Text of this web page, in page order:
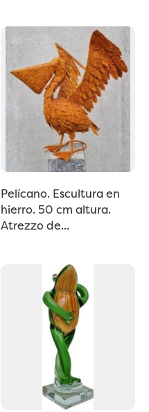
Pelícano. Escultura en
hierro. 50 cm altura.
Atrezzo de...